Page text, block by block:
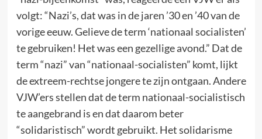
volgt: “Nazi’s, dat was in de jaren ’30 en ’40 van de
vorige eeuw. Gelieve de term ‘nationaal socialisten’
te gebruiken! Het was een gezellige avond.” Dat de
term “nazi” van “nationaal-socialisten” komt, lijkt
de extreem-rechtse jongere te zijn ontgaan. Andere
VJW’ers stellen dat de term nationaal-socialistisch
te aangebrand is en dat daarom beter
“solidaristisch” wordt gebruikt. Het solidarisme